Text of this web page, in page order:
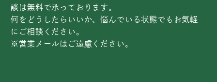
談は無料で承っております。
何をどうしたらいいか、悩んでいる状態でもお気軽
にご相談ください。
※営業メールはご遠慮ください。